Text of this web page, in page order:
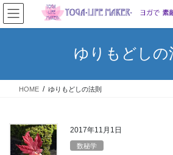
コ
ン
テ
ス
ナ
ビ
ゲ
ン
ゆりもどしの
HOME ゆりもどしの法則
2017年11月1日
数秘学